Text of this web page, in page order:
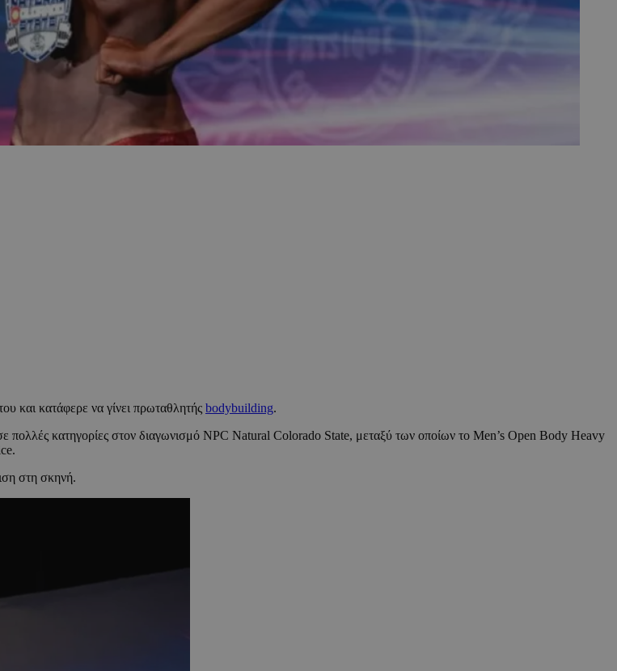
και κατάφερε να γίνει πρωταθλητής bodybuilding.
κατηγορίες στον διαγωνισμό NPC Natural Colorado State, μεταξύ των οποίων το Men’s Open Body Heavy
στη σκηνή.